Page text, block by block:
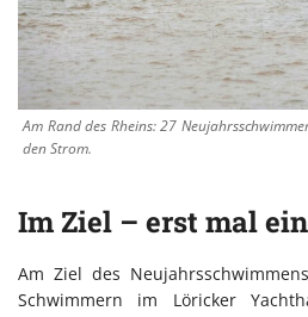
Am Rand des Rheins: 27
den Strom.
Im Ziel – erst mal
Am Ziel des
Schwimmern im Löricker